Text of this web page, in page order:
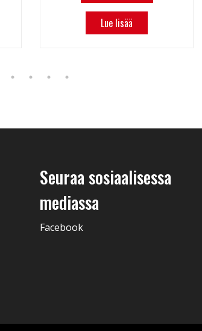
Lue lisää
Seuraa sosiaalisessa
mediassa
Facebook